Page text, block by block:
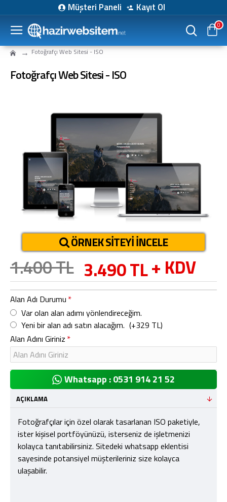
Müşteri Paneli Kayıt Ol
0
Fotoğrafçı Web Sitesi - ISO
Fotoğrafçı Web Sitesi - ISO
ÖRNEK SITEYI İNCELE
1.400 TL 3.490 TL+ KDV
Alan Adı Durumu
Var olan alan adımı yönlendireceğim.
Yeni bir alan adı satın alacağım. (+329 TL)
Alan Adını Giriniz
Whatsapp : 0531 914 21 52
AÇIKLAMA
Fotoğrafçılar için özel olarak tasarlanan ISO paketiyle,
ister kişisel portföyünüzü, isterseniz de işletmenizi
kolayca tanıtabilirsiniz. Sitedeki whatsapp eklentisi
sayesinde potansiyel müşterileriniz size kolayca
ulaşabilir.